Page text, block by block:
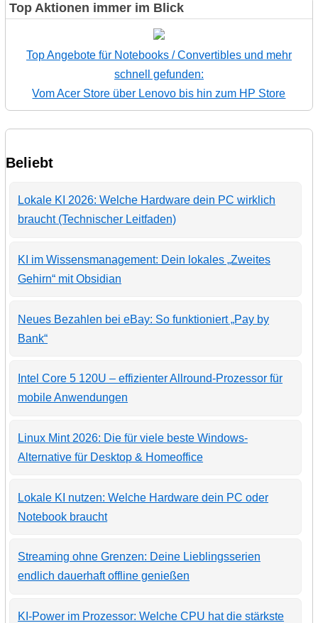
Top Aktionen immer im Blick
Top Angebote für Notebooks / Convertibles und mehr
schnell gefunden:
Vom Acer Store über Lenovo bis hin zum HP Store
Beliebt
Lokale KI 2026: Welche Hardware dein PC wirklich
braucht (Technischer Leitfaden)
KI im Wissensmanagement: Dein lokales „Zweites
Gehirn“ mit Obsidian
Neues Bezahlen bei eBay: So funktioniert „Pay by
Bank“
Intel Core 5 120U – effizienter Allround-Prozessor für
mobile Anwendungen
Linux Mint 2026: Die für viele beste Windows-
Alternative für Desktop & Homeoffice
Lokale KI nutzen: Welche Hardware dein PC oder
Notebook braucht
Streaming ohne Grenzen: Deine Lieblingsserien
endlich dauerhaft offline genießen
KI-Power im Prozessor: Welche CPU hat die stärkste